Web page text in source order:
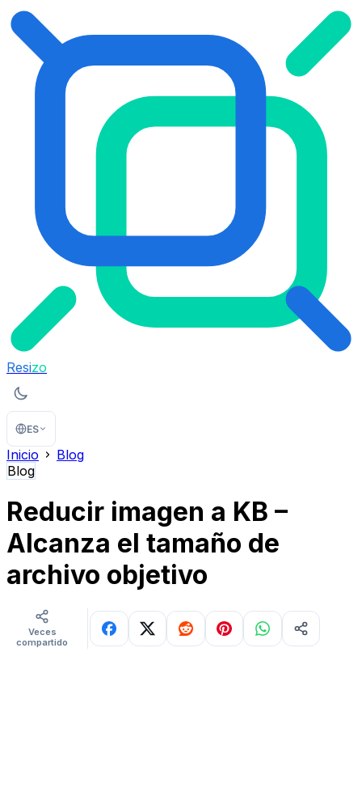
Resizo
ES
Inicio
Blog
Blog
Reducir imagen a KB –
Alcanza el tamaño de
archivo objetivo
Veces
compartido